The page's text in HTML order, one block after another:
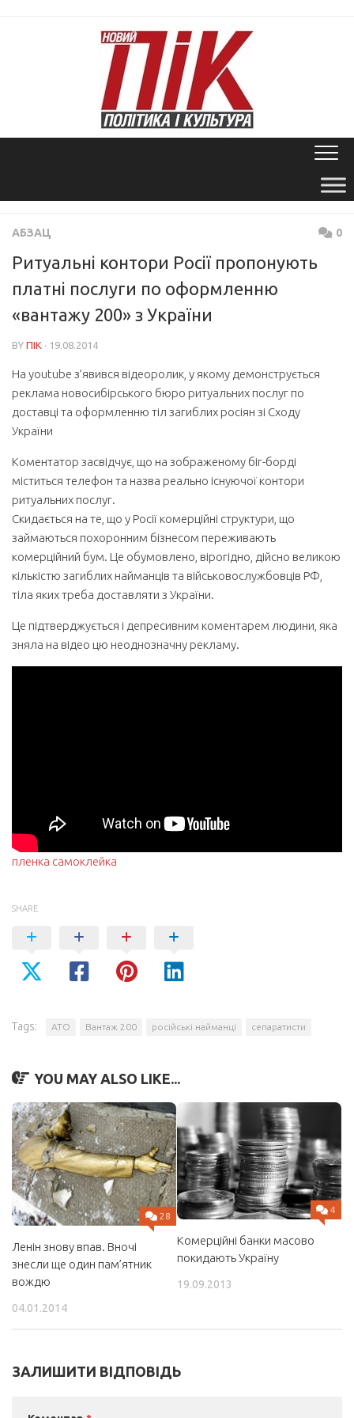
АБЗАЦ 0
Ритуальні контори Росії пропонують
платні послуги по оформленню
«вантажу 200» з України
BY ПІК · 19.08.2014
На youtube з’явився відеоролик, у якому демонструється
реклама новосибірського бюро ритуальних послуг по
доставці та оформленню тіл загиблих росіян зі Сходу
України
Коментатор засвідчує, що на зображеному біг-борді
міститься телефон та назва реально існуючої контори
ритуальних послуг.
Скидається на те, що у Росії комерційні структури, що
займаються похоронним бізнесом переживають
комерційний бум. Це обумовлено, вірогідно, дійсно великою
кількістю загиблих найманців та військовослужбовців РФ,
тіла яких треба доставляти з України.
Це підтверджується і депресивним коментарем людини, яка
зняла на відео цю неоднозначну рекламу.
пленка самоклейка
SHARE
Tags: АТО Вантаж 200 російські найманці сепаратисти
YOU MAY ALSO LIKE...
28
Ленін знову впав. Вночі
знесли ще один пам’ятник
вождю
04.01.2014
4
Комерційні банки масово
покидають Україну
19.09.2013
ЗАЛИШИТИ ВІДПОВІДЬ